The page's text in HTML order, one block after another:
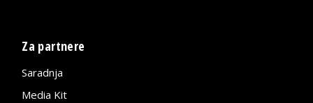
Za partnere
Saradnja
Media Kit